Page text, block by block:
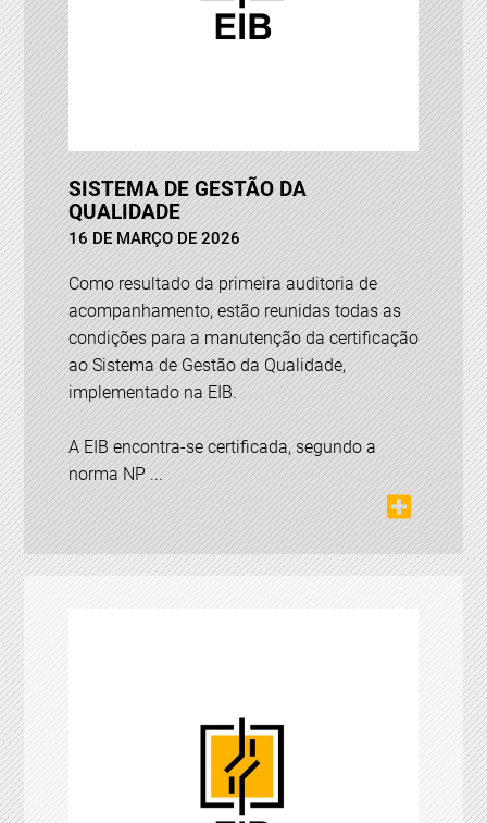
SISTEMA DE GESTÃO DA
QUALIDADE
16 DE MARÇO DE 2026
Como resultado da primeira auditoria de
acompanhamento, estão reunidas todas as
condições para a manutenção da certificação
ao Sistema de Gestão da Qualidade,
implementado na EIB.
A EIB encontra-se certificada, segundo a
norma NP ...